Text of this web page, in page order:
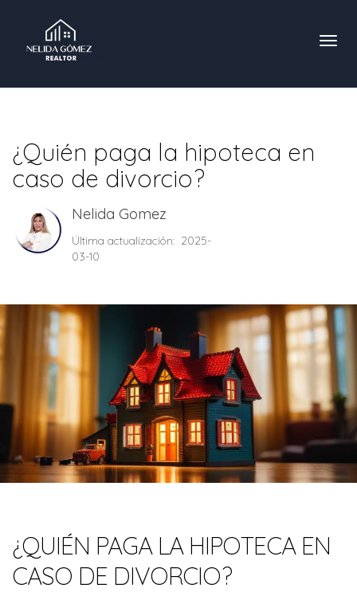
¿Quién paga la hipoteca en
caso de divorcio?
Nelida Gomez
Última actualización: 2025-
03-10
¿QUIÉN PAGA LA HIPOTECA EN
CASO DE DIVORCIO?